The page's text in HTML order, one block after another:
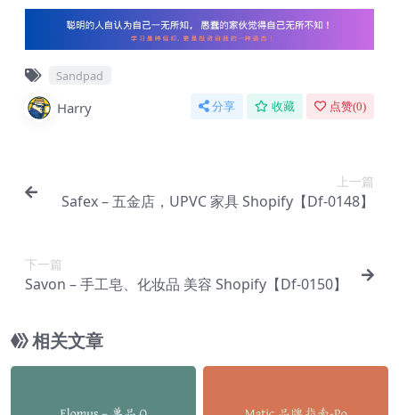
Sandpad
Harry 分享 收藏 点赞(0)
上一篇
Safex – 五金店，UPVC 家具 Shopify【Df-0148】
下一篇
Savon – 手工皂、化妆品 美容 Shopify【Df-0150】
相关文章